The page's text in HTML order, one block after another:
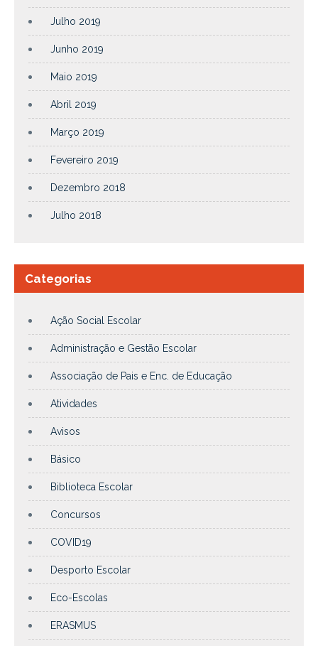
Julho 2019
Junho 2019
Maio 2019
Abril 2019
Março 2019
Fevereiro 2019
Dezembro 2018
Julho 2018
Categorias
Ação Social Escolar
Administração e Gestão Escolar
Associação de Pais e Enc. de Educação
Atividades
Avisos
Básico
Biblioteca Escolar
Concursos
COVID19
Desporto Escolar
Eco-Escolas
ERASMUS